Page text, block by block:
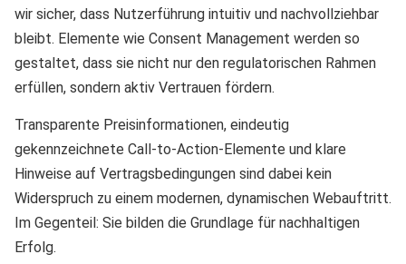
wir sicher, dass Nutzerführung intuitiv und nachvollziehbar
bleibt. Elemente wie Consent Management werden so
gestaltet, dass sie nicht nur den regulatorischen Rahmen
erfüllen, sondern aktiv Vertrauen fördern.
Transparente Preisinformationen, eindeutig
gekennzeichnete Call-to-Action-Elemente und klare
Hinweise auf Vertragsbedingungen sind dabei kein
Widerspruch zu einem modernen, dynamischen Webauftritt.
Im Gegenteil: Sie bilden die Grundlage für nachhaltigen
Erfolg.